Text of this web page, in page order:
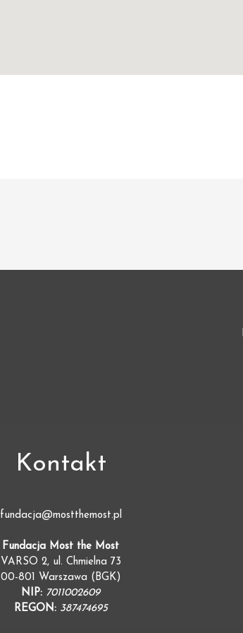
Kontakt
fundacja@mostthemost.pl
Fundacja Most the Most
VARSO 2, ul. Chmielna 73
00-801 Warszawa (BGK)
NIP: 7011002609
REGON:387474695